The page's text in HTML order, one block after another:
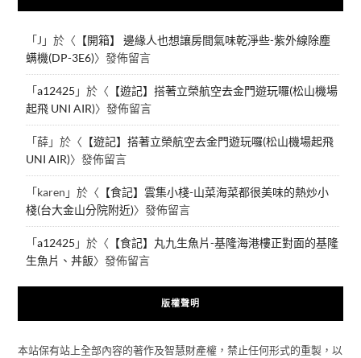
「J 」於〈 【開箱】 邊緣人也想讓房間氣味乾淨些-紫外線除塵
螨機(DP-3E6)〉發佈留言
「a12425 」於〈 【遊記】搭著立榮航空去金門遊玩囉(松山機場
起飛 UNI AIR)〉發佈留言
「薛」於〈 【遊記】搭著立榮航空去金門遊玩囉(松山機場起飛
UNI AIR)〉發佈留言
「karen 」於〈 【食記】雲集小棧-山菜海菜都很美味的熱炒小
棧(台大金山分院附近)〉發佈留言
「a12425 」於〈 【食記】丸九生魚片-基隆海港樓正對面的基隆
生魚片、丼飯〉發佈留言
版權聲明
本站保有站上全部內容的著作及智慧財產權，禁止任何形式的重製，以